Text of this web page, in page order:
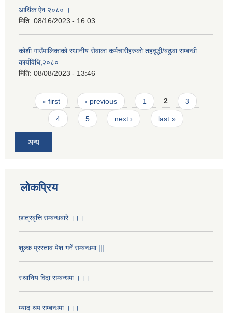
आर्थिक ऐन २०८० ।
मिति: 08/16/2023 - 16:03
कोशी गाउँपालिकाको स्थानीय सेवाका कर्मचारीहरुको तहवृद्धी/बढुवा सम्बन्धी
कार्यविधि,२०८०
मिति: 08/08/2023 - 13:46
Pages
« first ‹ previous 1 2 3
4 5 next › last »
अन्य
लोकप्रिय
छात्रबृत्ति सम्बन्धबारे ।।।
शुल्क प्रस्ताव पेश गर्ने सम्बन्धमा |||
स्थानिय विदा सम्बन्धमा ।।।
म्याद थप सम्बन्धमा ।।।